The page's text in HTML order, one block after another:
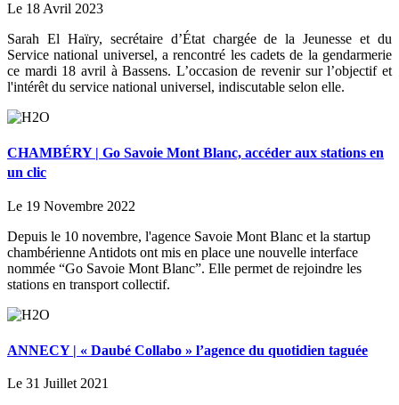
Le 18 Avril 2023
Sarah El Haïry, secrétaire d’État chargée de la Jeunesse et du
Service national universel, a rencontré les cadets de la gendarmerie
ce mardi 18 avril à Bassens. L’occasion de revenir sur l’objectif et
l'intérêt du service national universel, indiscutable selon elle.
CHAMBÉRY | Go Savoie Mont Blanc, accéder aux stations en
un clic
Le 19 Novembre 2022
Depuis le 10 novembre, l'agence Savoie Mont Blanc et la startup
chambérienne Antidots ont mis en place une nouvelle interface
nommée “Go Savoie Mont Blanc”. Elle permet de rejoindre les
stations en transport collectif.
ANNECY | « Daubé Collabo » l’agence du quotidien taguée
Le 31 Juillet 2021